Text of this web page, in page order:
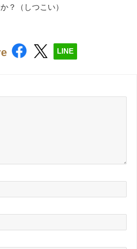
？（しつこい）
LINE